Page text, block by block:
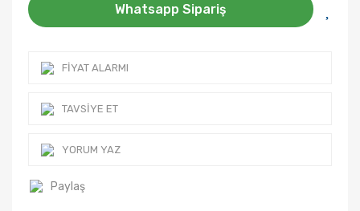
Whatsapp Sipariş
FIYAT ALARMI
TAVSIYE ET
YORUM YAZ
Paylaş